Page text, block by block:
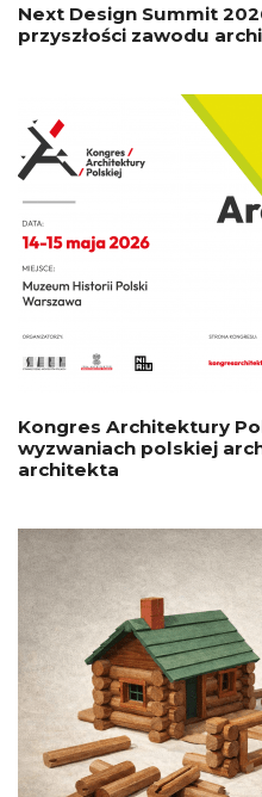
Next Design Summit
przyszłości zawodu
Kongres Architektury
wyzwaniach polskiej
architekta